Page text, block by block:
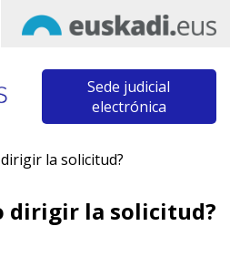
Sede judicial
electrónica
la solicitud?
dirigir la solicitud?